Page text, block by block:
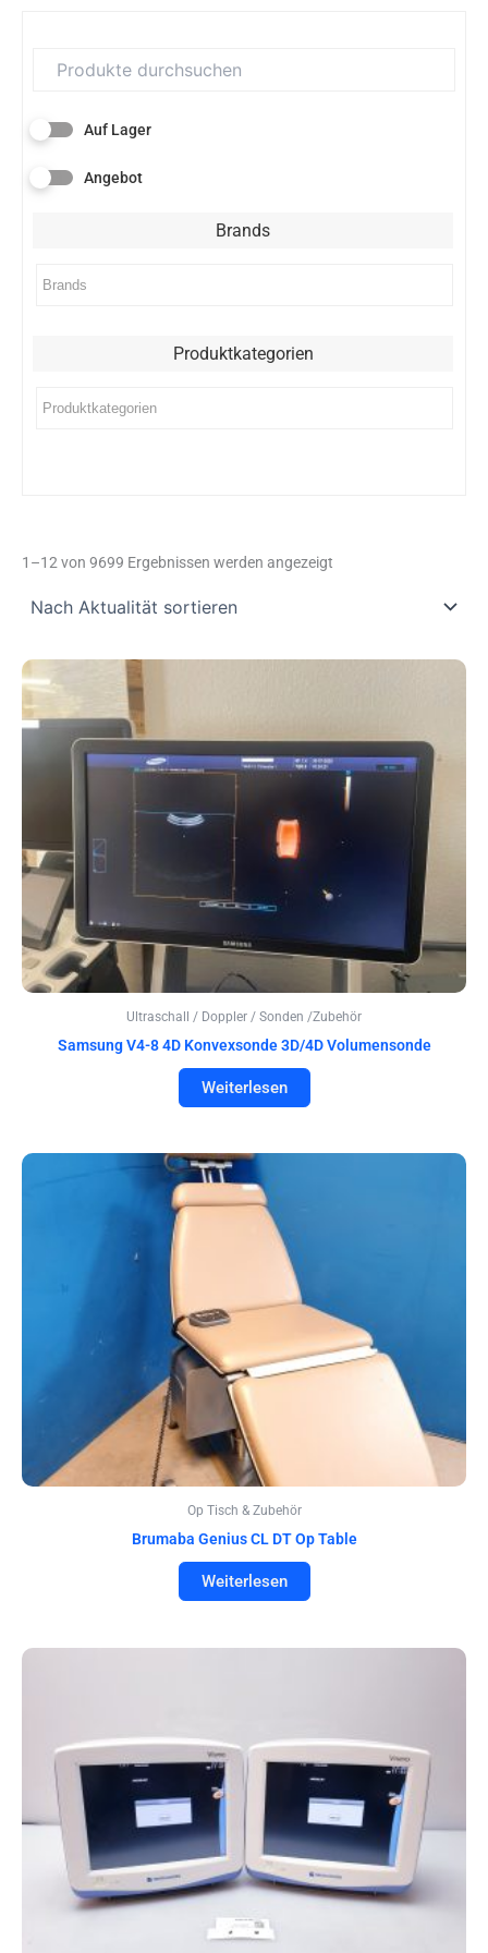
Auf Lager
Angebot
Brands
Produktkategorien
1–12 von 9699 Ergebnissen werden angezeigt
Ultraschall / Doppler / Sonden /Zubehör
Samsung V4-8 4D Konvexsonde 3D/4D Volumensonde
Weiterlesen
Op Tisch & Zubehör
Brumaba Genius CL DT Op Table
Weiterlesen